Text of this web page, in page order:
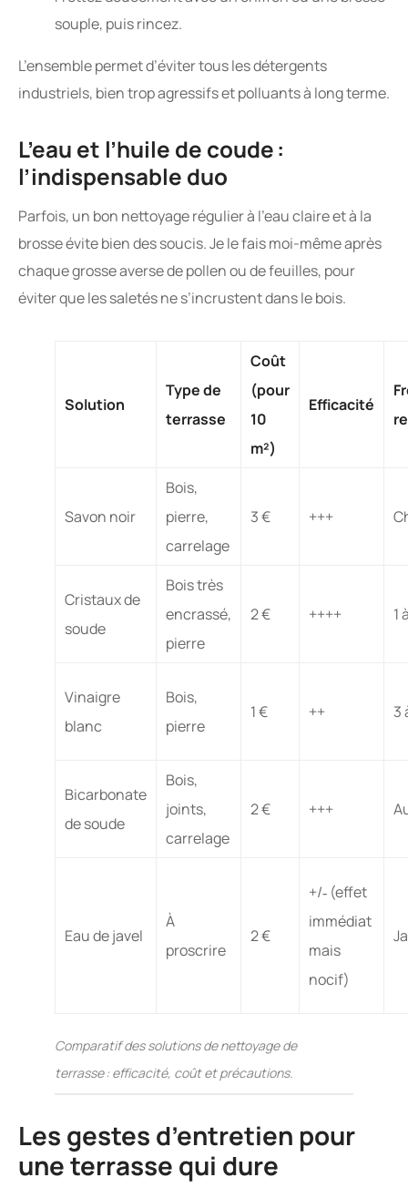
souple, puis rincez.
L’ensemble permet d’éviter tous les détergents
industriels, bien trop agressifs et polluants à long terme.
L’eau et l’huile de coude :
l’indispensable duo
Parfois, un bon nettoyage régulier à l’eau claire et à la
brosse évite bien des soucis. Je le fais moi-même après
chaque grosse averse de pollen ou de feuilles, pour
éviter que les saletés ne s’incrustent dans le bois.
Solution
Type de
terrasse
Coût
(pour
10
m²)
Efficacité
Savon noir
Bois,
pierre,
carrelage
3 € +++
Cristaux de
soude
Bois très
encrassé,
pierre
2 € ++++ 1
Vinaigre
blanc
Bois,
pierre
1 € ++ 3
Bicarbonate
de soude
Bois,
joints,
carrelage
2 € +++
Eau de javel
À
proscrire
2 €
+/‑ (effet
immédiat
mais
nocif)
Comparatif des solutions de nettoyage de
terrasse : efficacité, coût et précautions.
Les gestes d’entretien pour
une terrasse qui dure